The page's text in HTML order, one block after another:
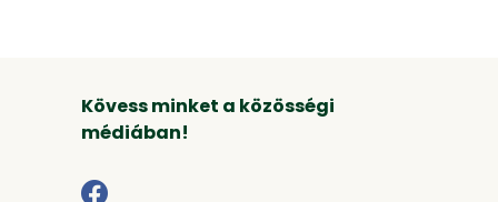
Kövess minket a közösségi
médiában!